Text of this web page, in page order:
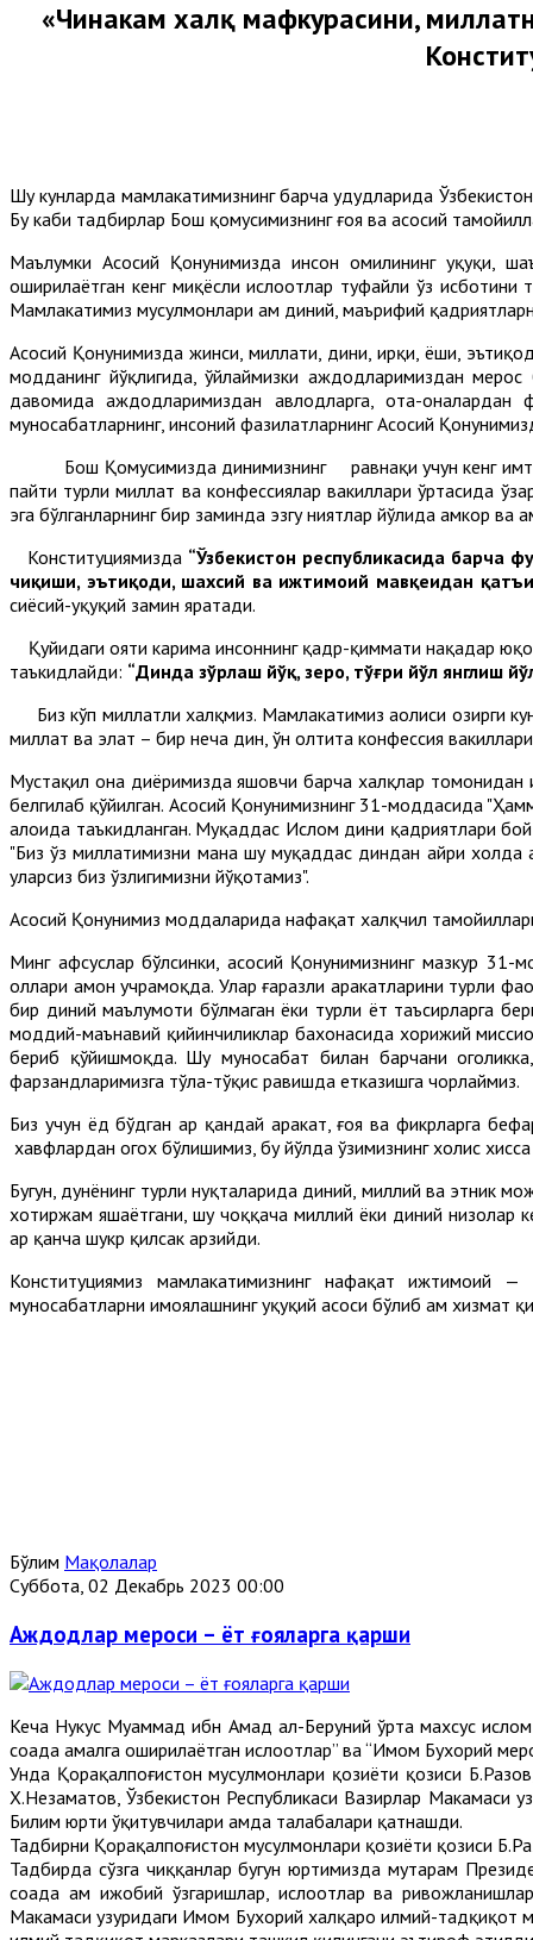
«Чинакам халқ мафкурасини,
Шу кунларда мамлакатимизнинг барча ҳудудларида
Бу каби тадбирлар Бош қомусимизнинг ғоя ва асосий
Маълумки Асосий Қонунимизда инсон омилининг ҳуқуқи,
оширилаётган кенг миқёсли ислоҳотлар туфайли ўз
Мамлакатимиз мусулмонлари ҳам диний, маърифий
Асосий Қонунимизда жинси, миллати, дини, ирқи, ёши,
модданинг йўқлигида, ўйлаймизки аждодларимиздан
давомида аждодларимиздан авлодларга, ота-оналардан
муносабатларнинг, инсоний фазилатларнинг Асосий
Бош Қомусимизда динимизнинг равнақи учун кенг
пайти турли миллат ва конфессиялар вакиллари ўртасида
эга бўлганларнинг бир заминда эзгу ниятлар йўлида ҳамкор ва
Конституциямизда “Ўзбекистон республикасида барча
чиқиши, эътиқоди, шахсий ва ижтимоий мавқеидан
сиёсий-ҳуқуқий замин яратади.
Қуйидаги ояти карима инсоннинг қадр-қиммати нақадар
таъкидлайди: “Динда зўрлаш йўқ, зеро, тўғри йўл янглиш
Биз кўп миллатли халқмиз. Мамлакатимиз аҳолиси ҳозирги
миллат ва элат – бир неча дин, ўн олтита конфессия
Мустақил она диёримизда яшовчи барча халқлар томонидан
белгилаб қўйилган. Асосий Қонунимизнинг 31-моддасида
алоҳида таъкидланган. Муқаддас Ислом дини қадриятлари
"Биз ўз миллатимизни мана шу муқаддас диндан айри холда
уларсиз биз ўзлигимизни йўқотамиз".
Асосий Қонунимиз моддаларида нафақат халқчил
Минг афсуслар бўлсинки, асосий Қонунимизнинг мазкур
ҳоллари ҳамон учрамоқда. Улар ғаразли ҳаракатларини
бир диний маълумоти бўлмаган ёки турли ёт таъсирларга
моддий-маънавий қийинчиликлар бахонасида хорижий
бериб қўйишмоқда. Шу муносабат билан барчани
фарзандларимизга тўла-тўқис равишда етказишга чорлаймиз.
Биз учун ёд бўдган ҳар қандай ҳаракат, ғоя ва фикрларга
хавфлардан огох бўлишимиз, бу йўлда ўзимизнинг холис
Бугун, дунёнинг турли нуқталарида диний, миллий ва этник
хотиржам яшаётгани, шу чоққача миллий ёки диний низолар
ҳар қанча шукр қилсак арзийди.
Конституциямиз мамлакатимизнинг нафақат ижтимоий —
муносабатларни ҳимоялашнинг ҳуқуқий асоси бўлиб ҳам хизмат
Бўлим Мақолалар
Суббота, 02 Декабрь 2023 00:00
Аждодлар мероси – ёт ғояларга қарши
Кеча Нукус Муҳаммад ибн Аҳмад ал-Беруний ўрта махсус
соҳада амалга оширилаётган ислоҳотлар” ва “Имом Бухорий
Унда Қорақалпоғистон мусулмонлари қозиёти қозиси
Х.Незаматов, Ўзбекистон Республикаси Вазирлар
Билим юрти ўқитувчилари ҳамда талабалари қатнашди.
Тадбирни Қорақалпоғистон мусулмонлари қозиёти қозиси
Тадбирда сўзга чиққанлар бугун юртимизда муҳтарам
соҳада ҳам ижобий ўзгаришлар, ислоҳотлар ва
Маҳкамаси ҳузуридаги Имом Бухорий халқаро илмий-